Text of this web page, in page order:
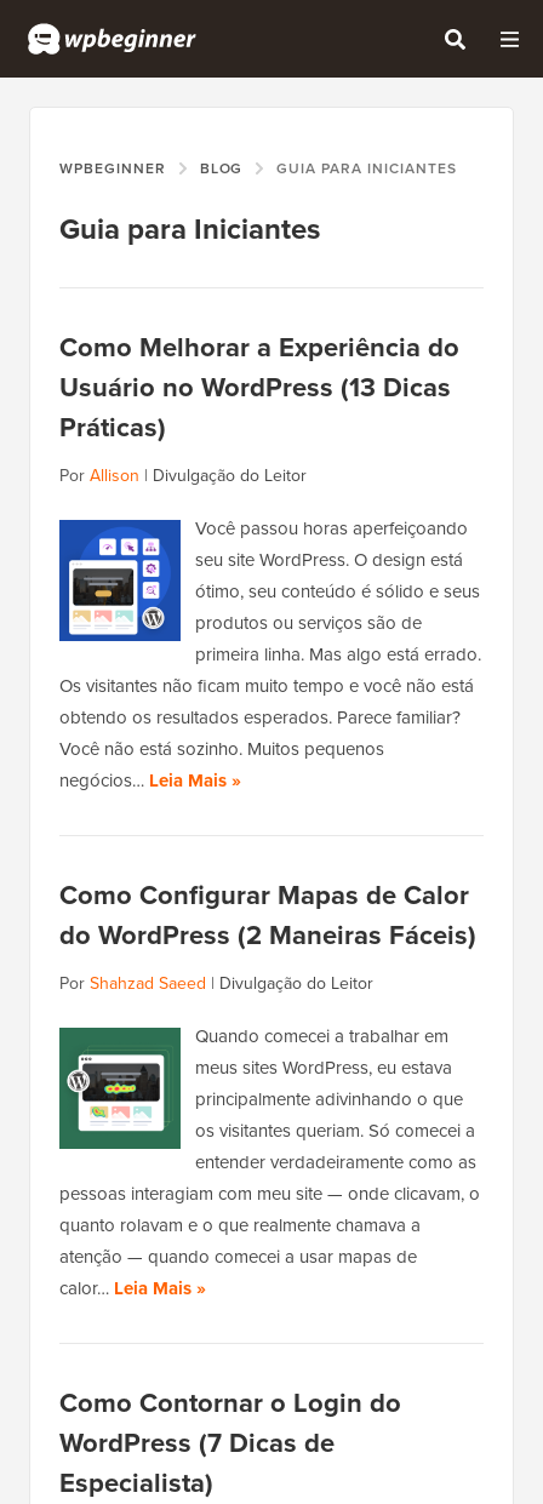
WPBEGINNER BLOG GUIA PARA INICIANTES
Guia para Iniciantes
Como Melhorar a Experiência do
Usuário no WordPress (13 Dicas
Práticas)
Por Allison | Divulgação do Leitor
Você passou horas aperfeiçoando
seu site WordPress. O design está
ótimo, seu conteúdo é sólido e seus
produtos ou serviços são de
primeira linha. Mas algo está errado.
Os visitantes não ficam muito tempo e você não está
obtendo os resultados esperados. Parece familiar?
Você não está sozinho. Muitos pequenos
negócios… Leia Mais »
Como Configurar Mapas de Calor
do WordPress (2 Maneiras Fáceis)
Por Shahzad Saeed | Divulgação do Leitor
Quando comecei a trabalhar em
meus sites WordPress, eu estava
principalmente adivinhando o que
os visitantes queriam. Só comecei a
entender verdadeiramente como as
pessoas interagiam com meu site — onde clicavam, o
quanto rolavam e o que realmente chamava a
atenção — quando comecei a usar mapas de
calor… Leia Mais »
Como Contornar o Login do
WordPress (7 Dicas de
Especialista)